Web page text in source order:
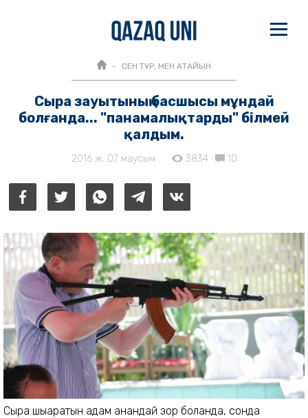
СЕН ТҰР, МЕН АТАЙЫН
Сыра зауытының басшысы мұндай
болғанда... "панамалықтарды" білмей
қалдым.
2016 ж. 07 маусым 3834 10
Сыра шығаратын адам анандай зор болғанда, сонда